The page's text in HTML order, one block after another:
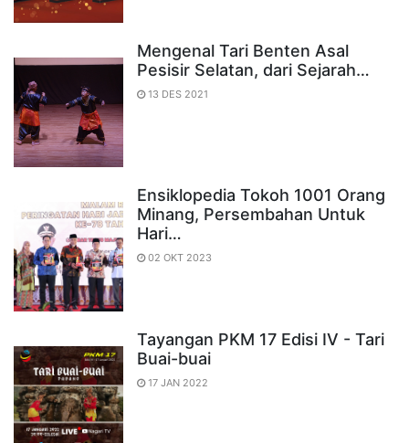
Mengenal Tari Benten Asal
Pesisir Selatan, dari Sejarah…
13 DES 2021
Ensiklopedia Tokoh 1001 Orang
Minang, Persembahan Untuk
Hari…
02 OKT 2023
Tayangan PKM 17 Edisi IV - Tari
Buai-buai
17 JAN 2022